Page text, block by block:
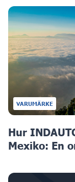
VARUMÄRKE
Hur
Mexiko: En